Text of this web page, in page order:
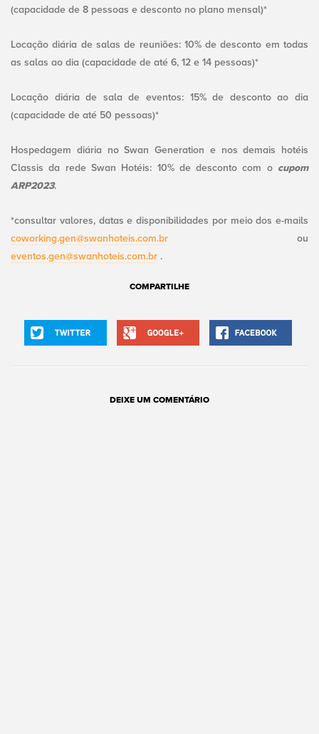
(capacidade de 8 pessoas e desconto no plano mensal)*
Locação diária de salas de reuniões: 10% de desconto em todas
as salas ao dia (capacidade de até 6, 12 e 14 pessoas)*
Locação diária de sala de eventos: 15% de desconto ao dia
(capacidade de até 50 pessoas)*
Hospedagem diária no Swan Generation e nos demais hotéis
Classis da rede Swan Hotéis: 10% de desconto com o cupom
ARP2023.
*consultar valores, datas e disponibilidades por meio dos e-mails
coworking.gen@swanhoteis.com.br ou
eventos.gen@swanhoteis.com.br .
COMPARTILHE
DEIXE UM COMENTÁRIO